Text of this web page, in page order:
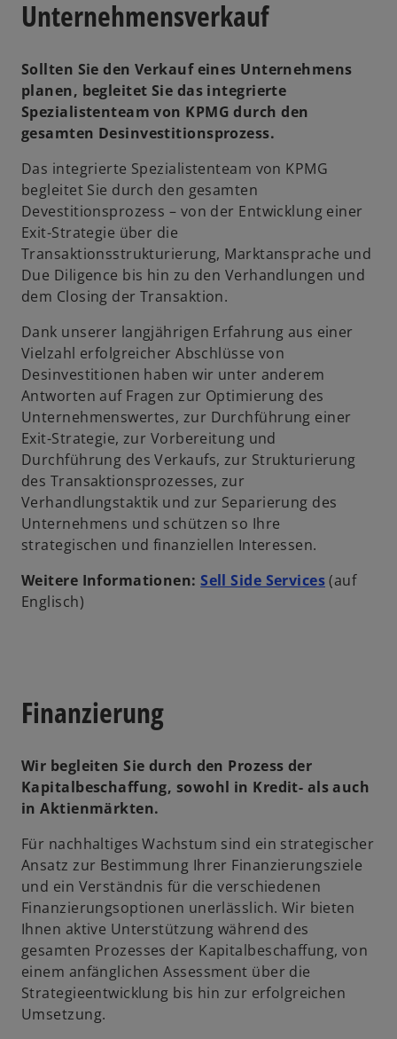
Unternehmens­verkauf
Sollten Sie den Verkauf eines Unternehmens
planen, begleitet Sie das integrierte
Spezialistenteam von KPMG durch den
gesamten Desinvestitionsprozess.
Das integrierte Spezialistenteam von KPMG
begleitet Sie durch den gesamten
Devestitionsprozess – von der Entwicklung einer
Exit-Strategie über die
Transaktionsstrukturierung, Marktansprache und
Due Diligence bis hin zu den Verhandlungen und
dem Closing der Transaktion.
Dank unserer langjährigen Erfahrung aus einer
Vielzahl erfolgreicher Abschlüsse von
Desinvestitionen haben wir unter anderem
Antworten auf Fragen zur Optimierung des
Unternehmenswertes, zur Durchführung einer
Exit-Strategie, zur Vorbereitung und
Durchführung des Verkaufs, zur Strukturierung
des Transaktionsprozesses, zur
Verhandlungstaktik und zur Separierung des
Unternehmens und schützen so Ihre
strategischen und finanziellen Interessen.
Weitere Informationen:Sell Side Services(auf
Englisch)
Finanzierung
Wir begleiten Sie durch den Prozess der
Kapitalbeschaffung, sowohl in Kredit- als auch
in Aktienmärkten.
Für nachhaltiges Wachstum sind ein strategischer
Ansatz zur Bestimmung Ihrer Finanzierungsziele
und ein Verständnis für die verschiedenen
Finanzierungsoptionen unerlässlich. Wir bieten
Ihnen aktive Unterstützung während des
gesamten Prozesses der Kapitalbeschaffung, von
einem anfänglichen Assessment über die
Strategieentwicklung bis hin zur erfolgreichen
Umsetzung.